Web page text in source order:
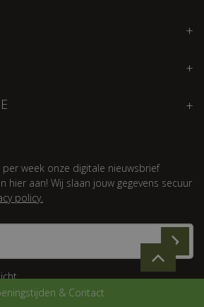
week onze digitale nieuwsbrief
hier aan! Wij slaan jouw gegevens secuur
policy.
& Contact